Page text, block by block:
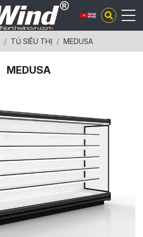
TỦ SIÊU THỊ MEDUSA
MEDUSA